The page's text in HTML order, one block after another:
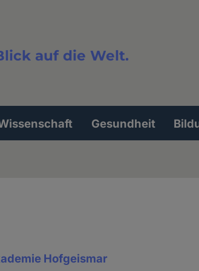
auf die Welt.
Gesundheit
Hofgeismar